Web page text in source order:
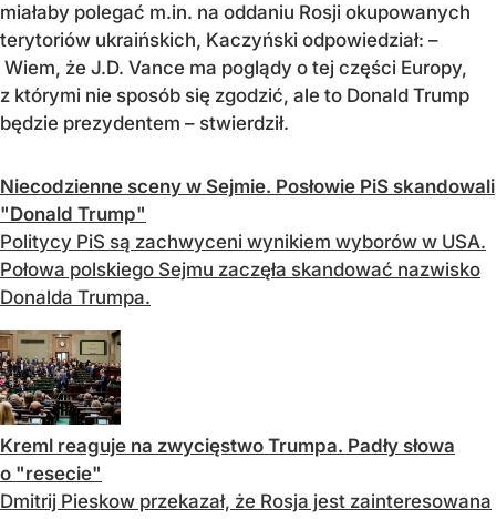
miałaby polegać m.in. na oddaniu Rosji okupowanych
terytoriów ukraińskich, Kaczyński odpowiedział: –
Wiem, że J.D. Vance ma poglądy o tej części Europy,
z którymi nie sposób się zgodzić, ale to Donald Trump
będzie prezydentem – stwierdził.
Niecodzienne sceny w Sejmie. Posłowie PiS skandowali
"Donald Trump"
Politycy PiS są zachwyceni wynikiem wyborów w USA.
Połowa polskiego Sejmu zaczęła skandować nazwisko
Donalda Trumpa.
Kreml reaguje na zwycięstwo Trumpa. Padły słowa
o "resecie"
Dmitrij Pieskow przekazał, że Rosja jest zainteresowana